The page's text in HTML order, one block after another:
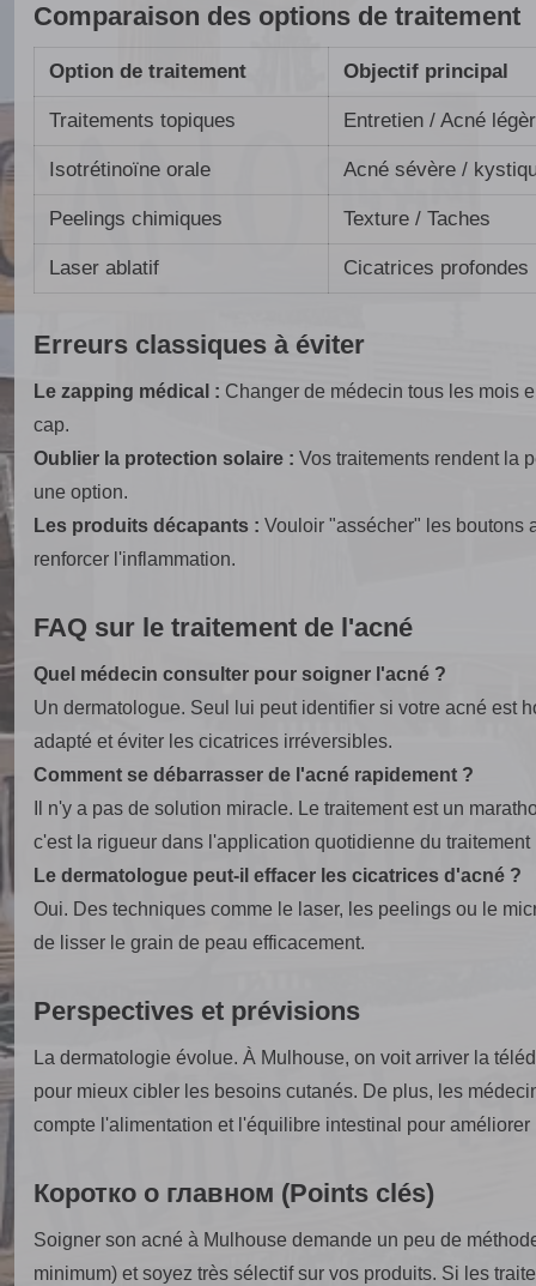
Comparaison des options de traitement
Option de traitement Objectif principal
Traitements topiques Entretien / Acné
Isotrétinoïne orale Acné sévère /
Peelings chimiques Texture / Taches
Laser ablatif Cicatrices profondes
Erreurs classiques à éviter
Le zapping médical : Changer de médecin tous les mois
cap.
Oublier la protection solaire : Vos traitements rendent la
une option.
Les produits décapants : Vouloir "assécher" les boutons
renforcer l'inflammation.
FAQ sur le traitement de l'acné
Quel médecin consulter pour soigner l'acné ?
Un dermatologue. Seul lui peut identifier si votre acné est
adapté et éviter les cicatrices irréversibles.
Comment se débarrasser de l'acné rapidement ?
Il n'y a pas de solution miracle. Le traitement est un
c'est la rigueur dans l'application quotidienne du traitement
Le dermatologue peut-il effacer les cicatrices d'acné ?
Oui. Des techniques comme le laser, les peelings ou le
de lisser le grain de peau efficacement.
Perspectives et prévisions
La dermatologie évolue. À Mulhouse, on voit arriver la
pour mieux cibler les besoins cutanés. De plus, les
compte l'alimentation et l'équilibre intestinal pour
Коротко о главном (Points clés)
Soigner son acné à Mulhouse demande un peu de
minimum) et soyez très sélectif sur vos produits. Si les